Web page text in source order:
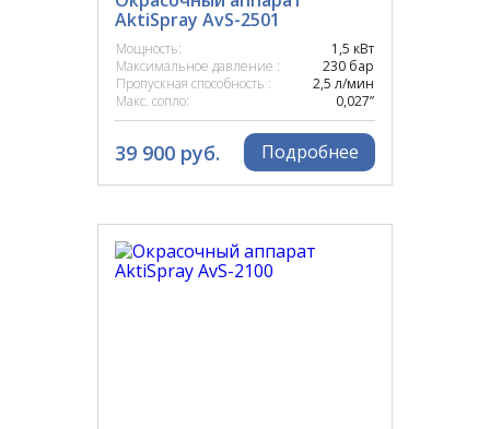
AktiSpray AvS-2501
Мощность:
1,5 кВт
Максимальное давление :
230 бар
Пропускная способность :
2,5 л/мин
Макс. сопло:
0,027”
39 900 руб. Подробнее